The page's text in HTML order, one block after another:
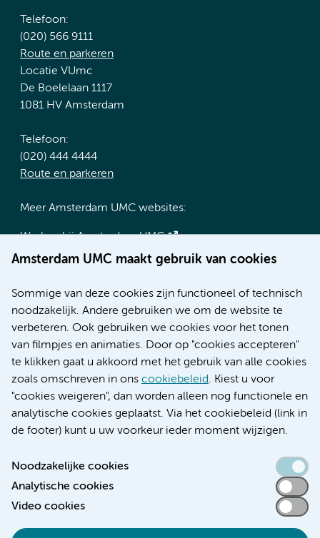
Amsterdam UMC maakt gebruik van cookies
Sommige van deze cookies zijn functioneel of technisch
noodzakelijk. Andere gebruiken we om de website te
verbeteren. Ook gebruiken we cookies voor het tonen
van filmpjes en animaties. Door op "cookies accepteren"
te klikken gaat u akkoord met het gebruik van alle cookies
zoals omschreven in ons cookiebeleid. Kiest u voor
"cookies weigeren", dan worden alleen nog functionele en
analytische cookies geplaatst. Via het cookiebeleid (link in
de footer) kunt u uw voorkeur ieder moment wijzigen.
Noodzakelijke cookies
Analytische cookies
Video cookies
Telefoon:
(020) 566 9111
Route en parkeren
Locatie VUmc
De Boelelaan 1117
1081 HV Amsterdam
Telefoon:
(020) 444 4444
Route en parkeren
Meer Amsterdam UMC websites:
Werken bij Amsterdam UMC
Over Amsterdam UMC
Research
Educatie locatie AMC
Educatie locatie VUmc
Verwijzen & diagnostiek
Toegankelijkheidsverklaring
Responsible disclosure